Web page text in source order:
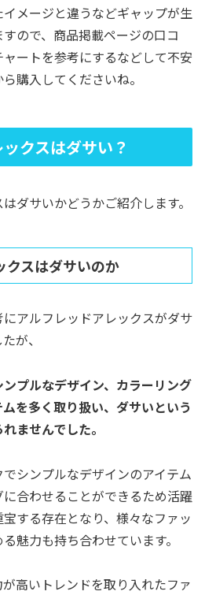
メージと違うなどギャップが生
ので、商品掲載ページの口コ
ートを参考にするなどして不安
購入してくださいね。
クスはダサい？
ダサいかどうかご紹介します。
クスはダサいのか
アルフレッドアレックスがダサ
が、
プルなデザイン、カラーリング
を多く取り扱い、ダサいという
ませんでした。
シンプルなデザインのアイテム
合わせることができるため活躍
する存在となり、様々なファッ
魅力も持ち合わせています。
高いトレンドを取り入れたファ